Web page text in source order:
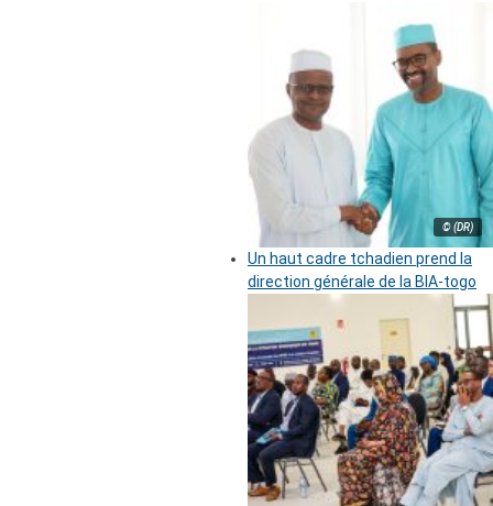
© (DR)
Un haut cadre tchadien prend la
direction générale de la BIA-togo